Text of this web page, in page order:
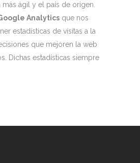
más ágil y el país de origen.
Analytics que nos
estadísticas de visitas a la
que mejoren la web
Dichas estadísticas siempre